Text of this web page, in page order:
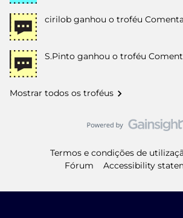
cirilob ganhou o troféu
S.Pinto ganhou o troféu
Mostrar todos os troféus
Termos e condições de
Fórum
Accessibility